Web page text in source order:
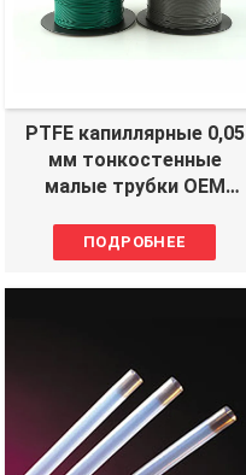
PTFE капиллярные 0,05
мм тонкостенные
малые трубки OEM
ПОДРОБНЕЕ